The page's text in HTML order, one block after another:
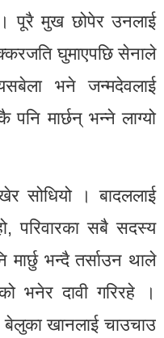
पूरै मुख छोपेर उनलाई
घुमाएपछि सेनाले
भने जन्मदेवलाई
मार्छन् भन्ने लाग्यो
सोधियो । बादललाई
परिवारका सबै सदस्य
भन्दै तर्साउन थाले
भनेर दावी गरिरहे ।
खानलाई चाउचाउ